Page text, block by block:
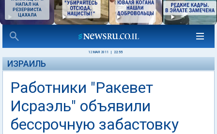
НАПАЛ НА
РЕЗЕРВИСТА
ЦАХАЛА
12 МАЯ 2011 22:55
ИЗРАИЛЬ
Работники "Ракевет
Исраэль" объявили
бессрочную забастовку